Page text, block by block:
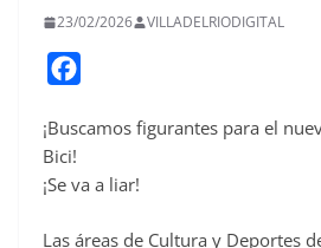
23/02/2026 VILLADELRIODIGITAL
c
o
¡Buscamos figurantes para el
Bici!
¡Se va a liar!
Las áreas de Cultura y Deportes